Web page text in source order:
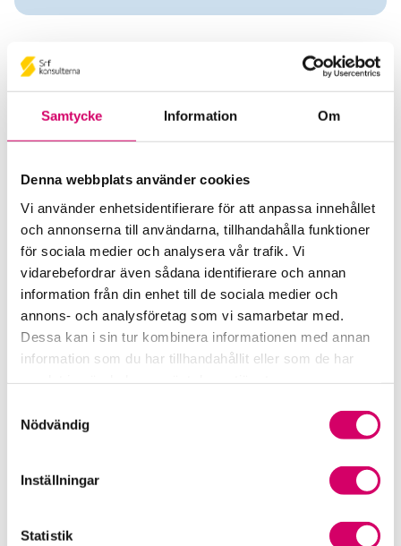
Samtycke Information Om
Denna webbplats använder cookies
Vi använder enhetsidentifierare för att anpassa innehållet
och annonserna till användarna, tillhandahålla funktioner
för sociala medier och analysera vår trafik. Vi
vidarebefordrar även sådana identifierare och annan
information från din enhet till de sociala medier och
annons- och analysföretag som vi samarbetar med.
Dessa kan i sin tur kombinera informationen med annan
information som du har tillhandahållit eller som de har
Nödvändig
Inställningar
Statistik
Transdev Sverige AB
Bromma
Telefon
08-629 5197
Mobiltelefon
073-543 63 92
Skicka e-post